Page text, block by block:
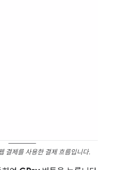
결제를 사용한 결제 흐름입니다.